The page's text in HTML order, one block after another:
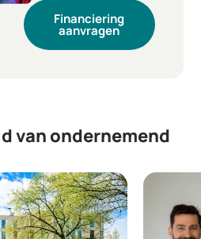
Financiering
aanvragen
van ondernemend